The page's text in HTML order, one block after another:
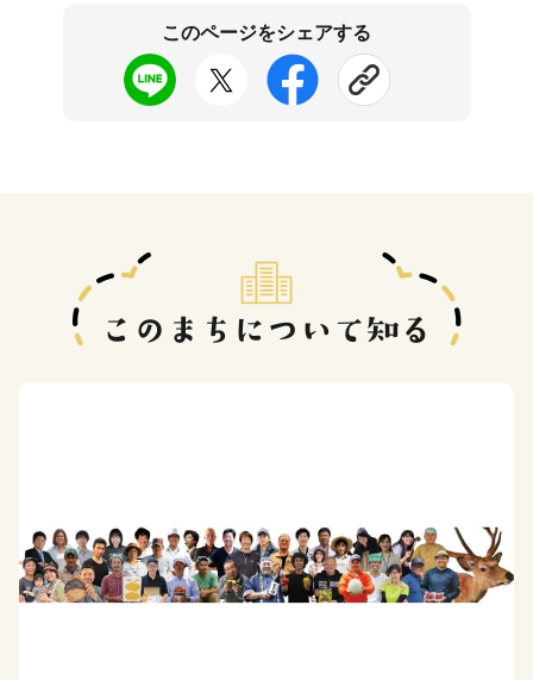
このページをシェアする